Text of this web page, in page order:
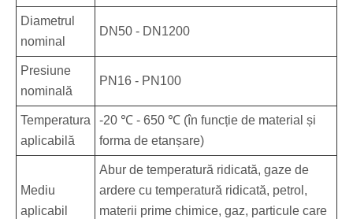
Diametrul
nominal
DN50 - DN1200
Presiune
nominală
PN16 - PN100
Temperatura
aplicabilă
-20 ℃ - 650 ℃ (în funcție de material și
forma de etanșare)
Mediu
aplicabil
Abur de temperatură ridicată, gaze de
ardere cu temperatură ridicată, petrol,
materii prime chimice, gaz, particule care